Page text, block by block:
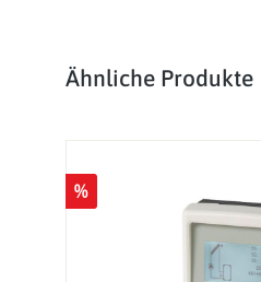
Produktgalerie überspringen
Ähnliche Produkte
%